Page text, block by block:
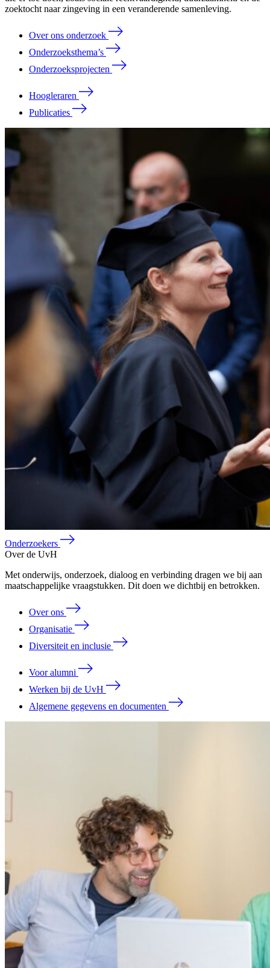
zoektocht naar zingeving in een veranderende samenleving.
Over ons onderzoek
Onderzoeksthema’s
Onderzoeksprojecten
Hoogleraren
Publicaties
Onderzoekers
Over de UvH
Met onderwijs, onderzoek, dialoog en verbinding dragen we bij aan
maatschappelijke vraagstukken. Dit doen we dichtbij en betrokken.
Over ons
Organisatie
Diversiteit en inclusie
Voor alumni
Werken bij de UvH
Algemene gegevens en documenten